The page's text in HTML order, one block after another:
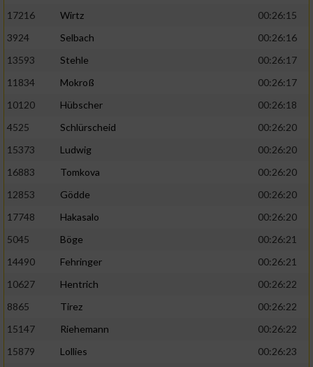
17216
Wirtz
00:26:15
3924
Selbach
00:26:16
13593
Stehle
00:26:17
11834
Mokroß
00:26:17
10120
Hübscher
00:26:18
4525
Schlürscheid
00:26:20
15373
Ludwig
00:26:20
16883
Tomkova
00:26:20
12853
Gödde
00:26:20
17748
Hakasalo
00:26:20
5045
Böge
00:26:21
14490
Fehringer
00:26:21
10627
Hentrich
00:26:22
8865
Tirez
00:26:22
15147
Riehemann
00:26:22
15879
Lollies
00:26:23